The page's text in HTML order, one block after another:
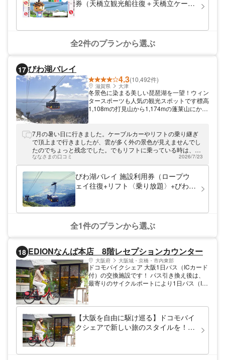
券（天橋立観光船往復＋天橋立ケーブ
全2件のプランから選ぶ
17 びわ湖バレイ
4.3(10,492件)
滋賀県 大津
冬景色に染まる美しい琵琶湖を一望！ウィン
タースポーツも人気の観光スポットです標高
1,108mの打見山から1,174mの蓬莱山にかけ
などのウィンタースポーツが楽しめるほか、
琵琶湖を一望する「びわ湖テラス」や、お子
さまも遊べるアクティビティもご用意してお
ります！琵琶湖周辺をご観光の際は、ぜひ遊
びにいらしてください。
7月の暑い日に行きました。ケーブルカーやリフトの乗り継ぎ
で頂上まで行きましたが、雲が多く外の景色が見えませんでし
たのでちょっと残念でした。でもリフトに乗っている時は、暑
さも忘れて壮大で素晴らしい景色を見られて良かったです。冬
はスキー場になるらしく冬の情景が目に浮かびます。来て良か
ったと思いました。
ななさまの口コミ 2026/7/23
びわ湖バレイ 施設利用券（ロープウ
ェイ往復+リフト〈乗り放題〉+びわ湖
全1件のプランから選ぶ
18 EDIONなんば本店 8階レセプションカウンター
大阪府 大阪城・京橋・市内東部
ドコモバイクシェア 大阪1日パス（ICカード
付）の交換施設です！ パス引き換え後は、
最寄りのサイクルポートにより1日パス（IC
して、颯爽と電動自転車で気持ち良い サイ
クリングを満喫して見ませんか？ ＜おすす
めコース＞ 道頓堀から大阪城まで約30分の
サイクリングです。大阪城公園も天守閣付近
です。
【大阪を自由に駆け巡る】ドコモバイ
クシェアで新しい旅のスタイルを！1